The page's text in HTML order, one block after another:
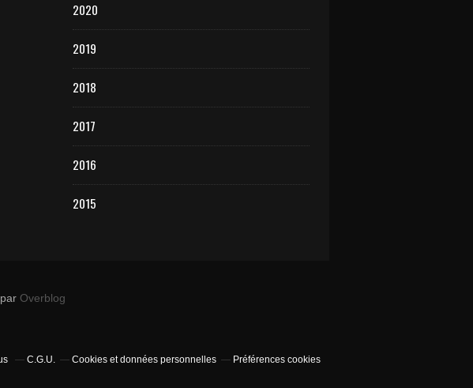
2020
2019
2018
2017
2016
2015
Overblog
C.G.U. Cookies et données personnelles Préférences cookies